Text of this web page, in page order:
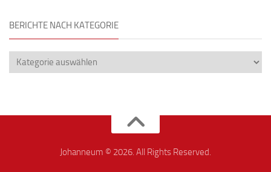
BERICHTE NACH KATEGORIE
Johanneum © 2026. All Rights Reserved.